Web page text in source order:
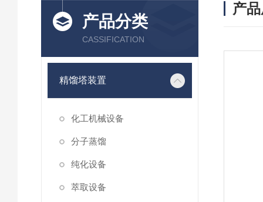
产品分类
CASSIFICATION
精馏塔装置
化工机械设备
分子蒸馏
纯化设备
萃取设备
产